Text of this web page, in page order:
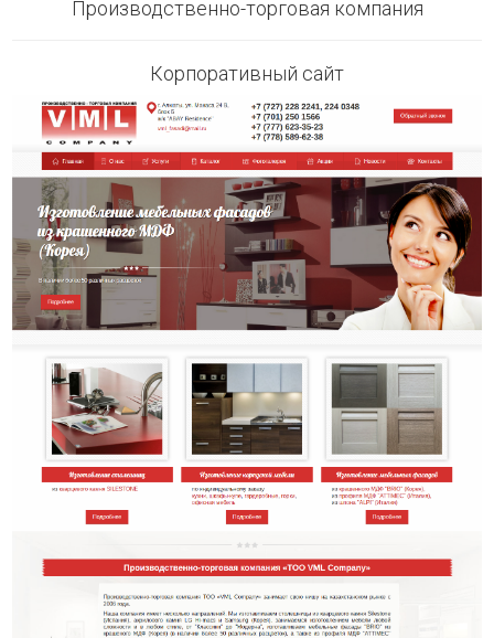
Производственно-торговая компания
Корпоративный сайт